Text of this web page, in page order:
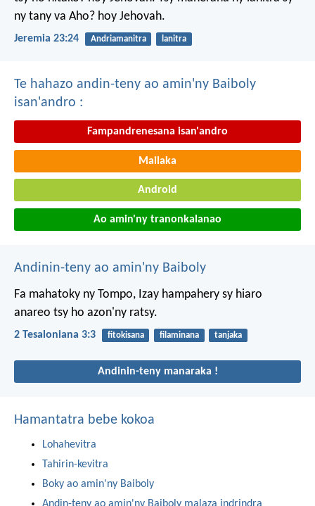
ny tany va Aho? hoy Jehovah.
Jeremia 23:24 Andriamanitra lanitra
Te hahazo andin-teny ao amin'ny Baiboly
isan'andro :
Fampandrenesana isan'andro
Mailaka
Android
Ao amin'ny tranonkalanao
Andinin-teny ao amin'ny Baiboly
Fa mahatoky ny Tompo, Izay hampahery sy hiaro
anareo tsy ho azon'ny ratsy.
2 Tesaloniana 3:3 fitokisana filaminana tanjaka
Andinin-teny manaraka !
Hamantatra bebe kokoa
Lohahevitra
Tahirin-kevitra
Boky ao amin'ny Baiboly